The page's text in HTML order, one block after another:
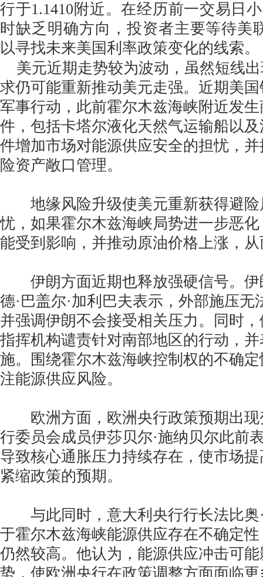
行于1.1410附近。在经历前一交易日
时缺乏明确方向，投资者主要等待美
以寻找未来美国利率政策变化的线索。
美元近期走势较为波动，虽然短线
求仍可能重新推动美元走强。近期美
军事行动，此前霍尔木兹海峡附近发
件，包括卡塔尔液化天然气运输船以
件增加市场对能源供应安全的担忧，
险资产敞口管理。
地缘风险升级使美元重新获得避险
忧，如果霍尔木兹海峡局势进一步恶
能受到影响，并推动原油价格上涨，
伊朗方面近期也释放强硬信号。伊
德·巴盖尔·加利巴夫表示，外部施压无
并强调伊朗不会接受相关压力。同时
指挥机构谴责针对南部地区的行动，
施。围绕霍尔木兹海峡控制权的不确
注能源供应风险。
欧洲方面，欧洲央行政策预期出现
行委员会成员伊莎贝尔·施纳贝尔此前
导致核心通胀压力持续存在，使市场
紧缩政策的预期。
与此同时，意大利央行行长法比奥
于霍尔木兹海峡能源供应存在不确定
仍然较高。他认为，能源供应冲击可
势，使欧洲央行在政策调整方面面临